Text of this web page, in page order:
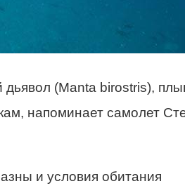
(Manta birostris),
напоминает самолет
и условия обитания